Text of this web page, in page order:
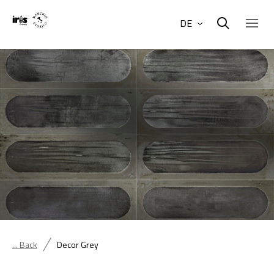
DE
... Back Decor Grey